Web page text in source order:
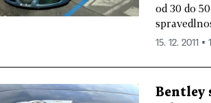
od 30 do
15. 12. 2011
Bentley